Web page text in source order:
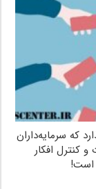
که سرمایه‌داران
و کنترل افکار
است!